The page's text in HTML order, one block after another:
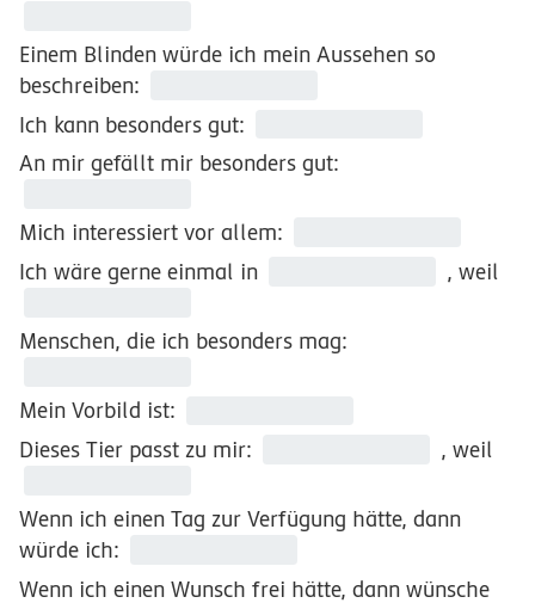
Einem Blinden würde ich mein Aussehen so
beschreiben:
Ich kann besonders gut:
An mir gefällt mir besonders gut:
Mich interessiert vor allem:
Ich wäre gerne einmal in
, weil
Menschen, die ich besonders mag:
Mein Vorbild ist:
Dieses Tier passt zu mir:
, weil
Wenn ich einen Tag zur Verfügung hätte, dann
würde ich:
Wenn ich einen Wunsch frei hätte, dann wünsche